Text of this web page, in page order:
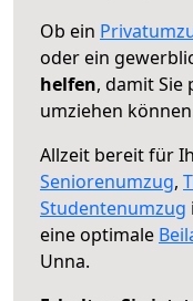
Ob ein
oder ein
helfen, damit
umziehen
Allzeit bereit für
Seniorenumzug,
Studentenumzug
eine optimale
Unna.